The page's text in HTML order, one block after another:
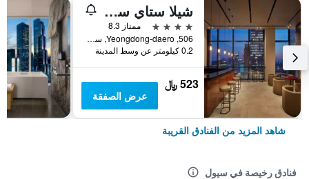
شيلا ستاي سامسونج كويكس سنتر
4 نجوم
ممتاز 8.3
506, Yeongdong-daero, سيول, كوريا الجنوبية
0.2 كيلومتر عن وسط المدينة
523 ﷼
عرض الصفقة
شاهد المزيد من الفنادق القريبة
فنادق رخيصة في سيول